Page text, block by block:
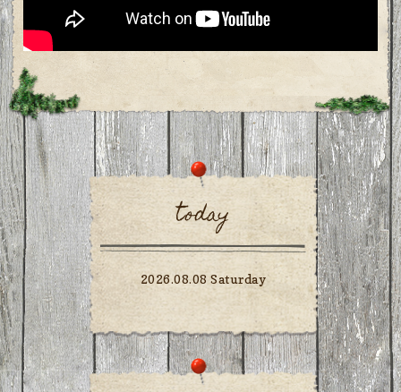
today
2026.08.08 Saturday